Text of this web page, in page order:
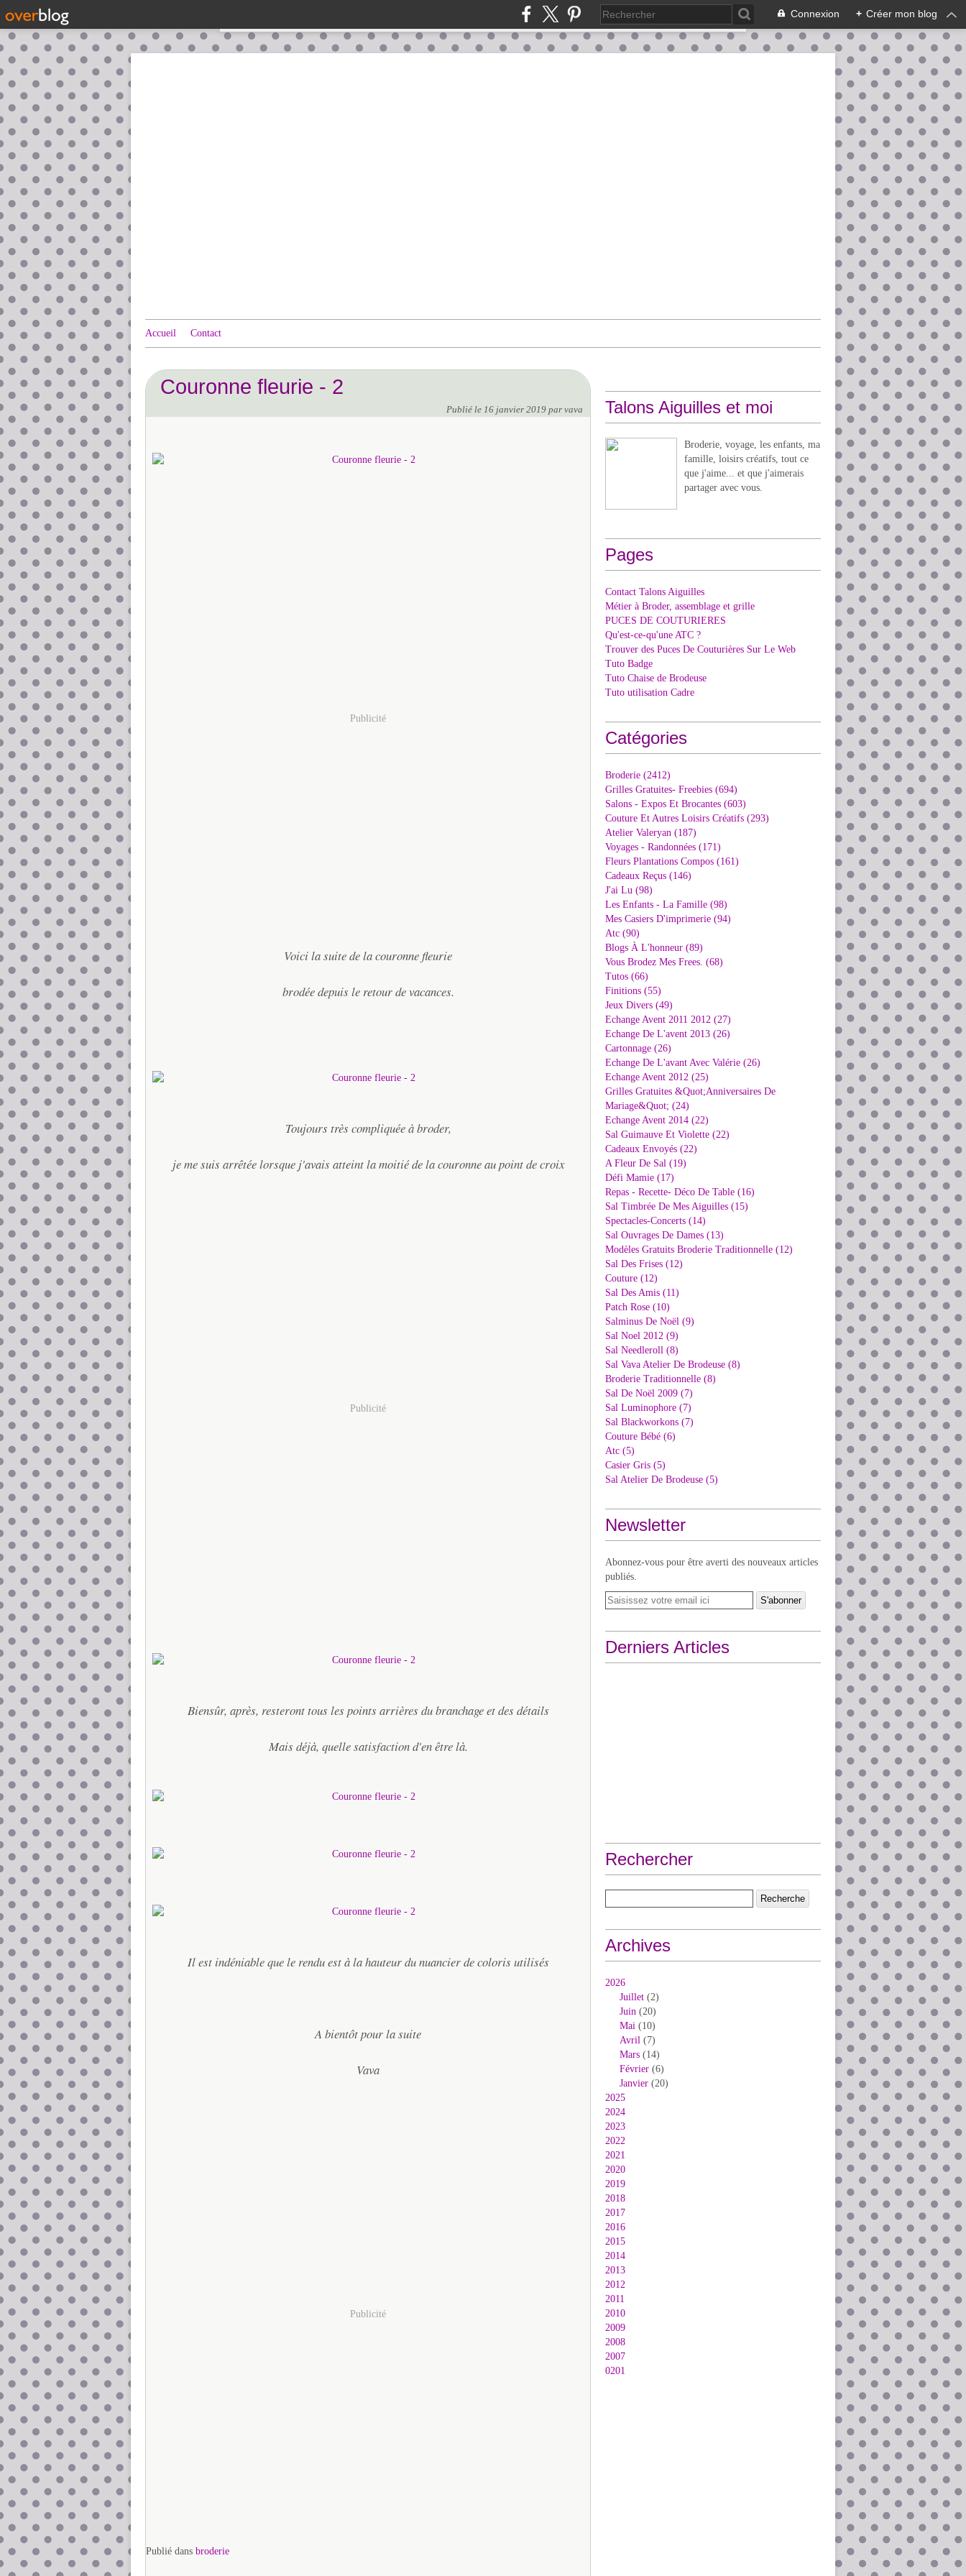
Connexion + Créer mon blog
Accueil Contact
Couronne fleurie - 2
Publié le 16 janvier 2019 par vava
Publicité
Voici la suite de la couronne fleurie
brodée depuis le retour de vacances.
Toujours très compliquée à broder,
je me suis arrêtée lorsque j'avais atteint la moitié de la couronne au point de croix
Publicité
Biensûr, après, resteront tous les points arrières du branchage et des détails
Mais déjà, quelle satisfaction d'en être là.
Il est indéniable que le rendu est à la hauteur du nuancier de coloris utilisés
A bientôt pour la suite
Vava
Publicité
Publié dans broderie
Talons Aiguilles et moi
Broderie, voyage, les enfants, ma
famille, loisirs créatifs, tout ce
que j'aime... et que j'aimerais
partager avec vous.
Pages
Contact Talons Aiguilles
Métier à Broder, assemblage et grille
PUCES DE COUTURIERES
Qu'est-ce-qu'une ATC ?
Trouver des Puces De Couturières Sur Le Web
Tuto Badge
Tuto Chaise de Brodeuse
Tuto utilisation Cadre
Catégories
Broderie (2412)
Grilles Gratuites- Freebies (694)
Salons - Expos Et Brocantes (603)
Couture Et Autres Loisirs Créatifs (293)
Atelier Valeryan (187)
Voyages - Randonnées (171)
Fleurs Plantations Compos (161)
Cadeaux Reçus (146)
J'ai Lu (98)
Les Enfants - La Famille (98)
Mes Casiers D'imprimerie (94)
Atc (90)
Blogs À L'honneur (89)
Vous Brodez Mes Frees. (68)
Tutos (66)
Finitions (55)
Jeux Divers (49)
Echange Avent 2011 2012 (27)
Echange De L'avent 2013 (26)
Cartonnage (26)
Echange De L'avant Avec Valérie (26)
Echange Avent 2012 (25)
Grilles Gratuites &Quot;Anniversaires De
Mariage&Quot; (24)
Echange Avent 2014 (22)
Sal Guimauve Et Violette (22)
Cadeaux Envoyés (22)
A Fleur De Sal (19)
Défi Mamie (17)
Repas - Recette- Déco De Table (16)
Sal Timbrée De Mes Aiguilles (15)
Spectacles-Concerts (14)
Sal Ouvrages De Dames (13)
Modèles Gratuits Broderie Traditionnelle (12)
Sal Des Frises (12)
Couture (12)
Sal Des Amis (11)
Patch Rose (10)
Salminus De Noël (9)
Sal Noel 2012 (9)
Sal Needleroll (8)
Sal Vava Atelier De Brodeuse (8)
Broderie Traditionnelle (8)
Sal De Noël 2009 (7)
Sal Luminophore (7)
Sal Blackworkons (7)
Couture Bébé (6)
Atc (5)
Casier Gris (5)
Sal Atelier De Brodeuse (5)
Newsletter
Abonnez-vous pour être averti des nouveaux articles
publiés.
Derniers Articles
Rechercher
Archives
2026
Juillet (2)
Juin (20)
Mai (10)
Avril (7)
Mars (14)
Février (6)
Janvier (20)
2025
2024
2023
2022
2021
2020
2019
2018
2017
2016
2015
2014
2013
2012
2011
2010
2009
2008
2007
0201